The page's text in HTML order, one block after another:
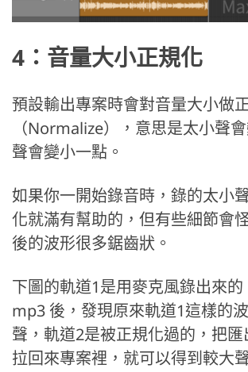
4：音量大小正規化
預設輸出專案時會對音量大小做
（Normalize），意思是太小聲
聲會變小一點。
如果你一開始錄音時，錄的太小
化就滿有幫助的，但有些細節會
後的波形很多鋸齒狀。
下圖的軌道1是用麥克風錄出來
mp3 後，發現原來軌道1這樣的
聲，軌道2是被正規化過的，把
拉回來專案裡，就可以得到較大